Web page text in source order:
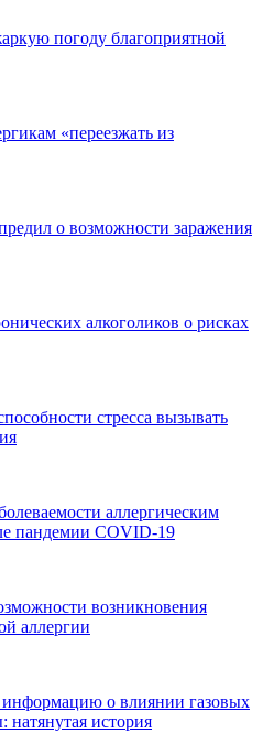
погоду благоприятной
«переезжать из
о возможности заражения
алкоголиков о рисках
стресса вызывать
аллергическим
пандемии COVID-19
возникновения
аллергии
о влиянии газовых
натянутая история